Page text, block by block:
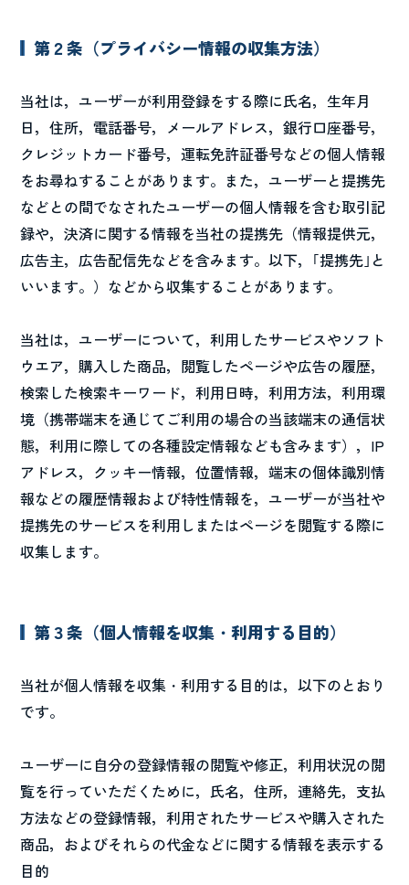
第２条（プライバシー情報の収集方法）
当社は，ユーザーが利用登録をする際に氏名，生年月
日，住所，電話番号，メールアドレス，銀行口座番号，
クレジットカード番号，運転免許証番号などの個人情報
をお尋ねすることがあります。また，ユーザーと提携先
などとの間でなされたユーザーの個人情報を含む取引記
録や，決済に関する情報を当社の提携先（情報提供元，
広告主，広告配信先などを含みます。以下，｢提携先｣と
いいます。）などから収集することがあります。
当社は，ユーザーについて，利用したサービスやソフト
ウエア，購入した商品，閲覧したページや広告の履歴，
検索した検索キーワード，利用日時，利用方法，利用環
境（携帯端末を通じてご利用の場合の当該端末の通信状
態，利用に際しての各種設定情報なども含みます），IP
アドレス，クッキー情報，位置情報，端末の個体識別情
報などの履歴情報および特性情報を，ユーザーが当社や
提携先のサービスを利用しまたはページを閲覧する際に
収集します。
第３条（個人情報を収集・利用する目的）
当社が個人情報を収集・利用する目的は，以下のとおり
です。
ユーザーに自分の登録情報の閲覧や修正，利用状況の閲
覧を行っていただくために，氏名，住所，連絡先，支払
方法などの登録情報，利用されたサービスや購入された
商品，およびそれらの代金などに関する情報を表示する
目的